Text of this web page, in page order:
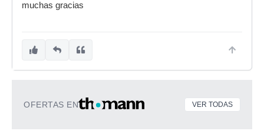
muchas gracias
OFERTAS EN VER TODAS